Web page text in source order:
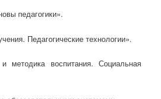
педагогики».
Педагогические технологии».
методика воспитания. Социальная